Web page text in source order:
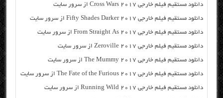
دانلود مستقیم فیلم خارجی Cross Wars 2017 از سرور سایت
دانلود مستقیم فیلم خارجی Fifty Shades Darker 2017 از سرور سایت
دانلود مستقیم فیلم خارجی From Straight As 2017 از سرور سایت
دانلود مستقیم فیلم خارجی Zeroville 2017 از سرور سایت
دانلود مستقیم فیلم خارجی The Mummy 2017 از سرور سایت
دانلود مستقیم فیلم خارجی The Fate of the Furious 2017 از سرور سایت
دانلود مستقیم فیلم خارجی Running Wild 2017 از سرور سایت